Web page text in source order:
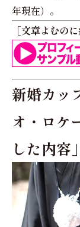
年現在）。
［文章よむの
新婚カッ
オ・ロケ
した内容」